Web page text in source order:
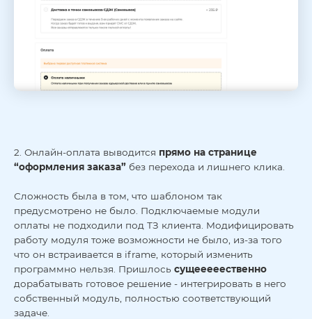
2. Онлайн-оплата выводится прямо на странице
“оформления заказа” без перехода и лишнего клика.
Сложность была в том, что шаблоном так
предусмотрено не было. Подключаемые модули
оплаты не подходили под ТЗ клиента. Модифицировать
работу модуля тоже возможности не было, из-за того
что он встраивается в iframe, который изменить
программно нельзя. Пришлось сущееееественно
дорабатывать готовое решение - интегрировать в него
собственный модуль, полностью соответствующий
задаче.